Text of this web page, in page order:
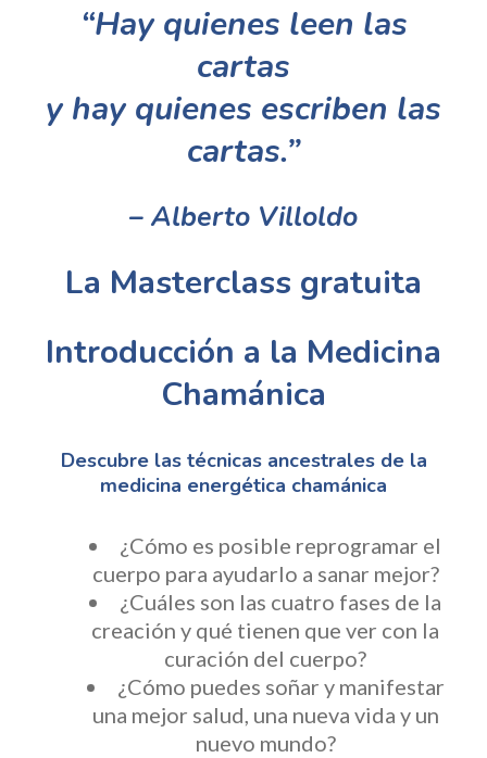
“Hay quienes leen las
cartas
y hay quienes escriben las
cartas.”
– Alberto Villoldo
La Masterclass gratuita
Introducción a la Medicina
Chamánica
Descubre las técnicas ancestrales de la
medicina energética chamánica
¿Cómo es posible reprogramar el
cuerpo para ayudarlo a sanar mejor?
¿Cuáles son las cuatro fases de la
creación y qué tienen que ver con la
curación del cuerpo?
¿Cómo puedes soñar y manifestar
una mejor salud, una nueva vida y un
nuevo mundo?